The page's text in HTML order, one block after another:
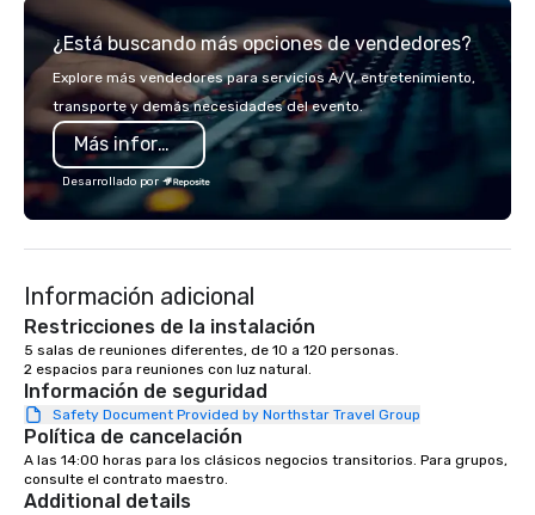
team of chauffeurs and support staff;
you will know quality when you travel
with La Costa Limousine.
¿Está buscando más opciones de vendedores?
Explore más vendedores para servicios A/V, entretenimiento,
transporte y demás necesidades del evento.
Más información
Desarrollado por
Información adicional
Restricciones de la instalación
5 salas de reuniones diferentes, de 10 a 120 personas.
Información de seguridad
Safety Document Provided by Northstar Travel Group
Política de cancelación
A las 14:00 horas para los clásicos negocios transitorios. Para grupos,
consulte el contrato maestro.
Additional details